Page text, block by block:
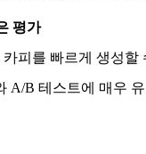
평가
피를 빠르게 생성할
A/B 테스트에 매우